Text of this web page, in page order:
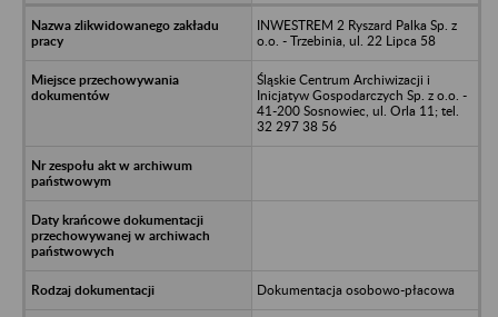
INWESTREM 2 Ryszard Palka Sp. z
o.o. - Trzebinia, ul. 22 Lipca 58
Śląskie Centrum Archiwizacji i
Inicjatyw Gospodarczych Sp. z o.o. -
41-200 Sosnowiec, ul. Orla 11; tel.
32 297 38 56
Dokumentacja osobowo-płacowa